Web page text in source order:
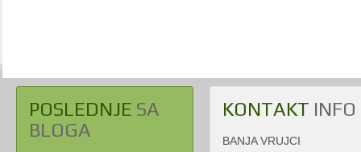
POSLEDNJE SA
BLOGA
KONTAKT INFO
BANJA VRUJCI